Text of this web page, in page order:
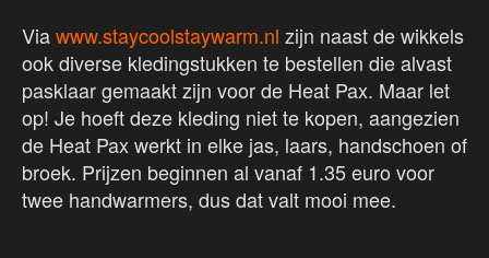
Viawww.staycoolstaywarm.nl zijn naast de wikkels
ook diverse kledingstukken te bestellen die alvast
pasklaar gemaakt zijn voor de Heat Pax. Maar let
op! Je hoeft deze kleding niet te kopen, aangezien
de Heat Pax werkt in elke jas, laars, handschoen of
broek. Prijzen beginnen al vanaf 1.35 euro voor
twee handwarmers, dus dat valt mooi mee.